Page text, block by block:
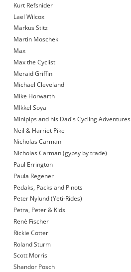
Kurt Refsnider
Lael Wilcox
Markus Stitz
Martin Moschek
Max
Max the Cyclist
Meraid Griffin
Michael Cleveland
Mike Horwarth
MIkkel Soya
Minipips and his Dad's Cycling Adventures
Neil & Harriet Pike
Nicholas Carman
Nicholas Carman (gypsy by trade)
Paul Errington
Paula Regener
Pedaks, Packs and Pinots
Peter Nylund (Yeti-Rides)
Petra, Peter & Kids
Renè Fischer
Rickie Cotter
Roland Sturm
Scott Morris
Shandor Posch